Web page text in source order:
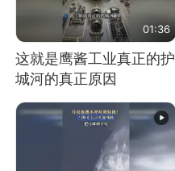
01:36
这就是鹰酱工业真正的护
城河的真正原因